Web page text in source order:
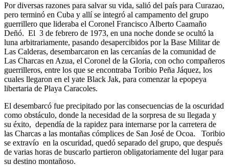
Por diversas razones para salvar su vida, salió del país para Curazao,
pero terminó en Cuba y allí se integró al campamento del grupo
guerrillero que lideraba el Coronel Francisco Alberto Caamaño
Deñó. El 3 de febrero de 1973, en una noche donde se ocultó la
luna arbitrariamente, pasando desapercibidos por la Base Militar de
Las Calderas, desembarcaron en las cercanías de la comunidad de
Las Charcas en Azua, el Coronel de la Gloria, con ocho compañeros
guerrilleros, entre los que se encontraba Toribio Peña Jáquez, los
cuales llegaron en el yate Black Jak, para comenzar la epopeya
libertaria de Playa Caracoles.
El desembarcó fue precipitado por las consecuencias de la oscuridad
como obstáculo, donde la necesidad de la sorpresa de su llegada y
su éxito, dependía de la rapidez para internarse por la carretera de
las Charcas a las montañas cómplices de San José de Ocoa. Toribio
se extravío en la oscuridad, quedó separado del grupo, que después
de varias horas de buscarlo partieron obligatoriamente del lugar para
su destino montañoso.